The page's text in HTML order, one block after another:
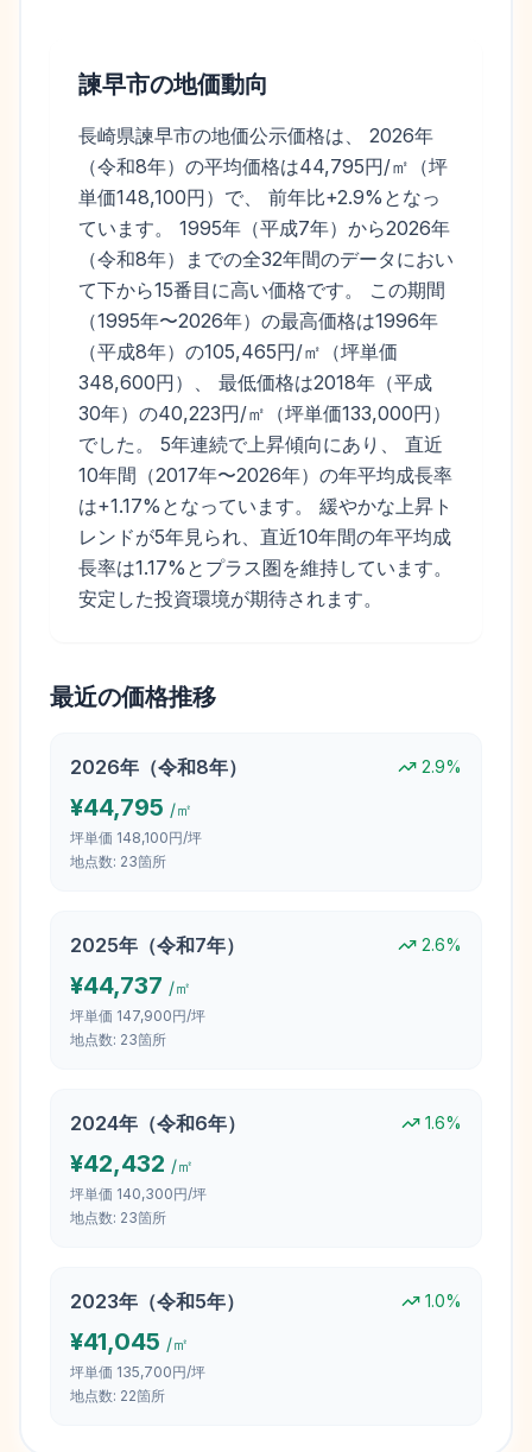
諫早市の地価動向
長崎県諫早市の地価公示価格は、 2026年
（令和8年）の平均価格は44,795円/㎡（坪
単価148,100円）で、 前年比+2.9%となっ
ています。 1995年（平成7年）から2026年
（令和8年）までの全32年間のデータにおい
て下から15番目に高い価格です。 この期間
（1995年〜2026年）の最高価格は1996年
（平成8年）の105,465円/㎡（坪単価
348,600円）、 最低価格は2018年（平成
30年）の40,223円/㎡（坪単価133,000円）
でした。 5年連続で上昇傾向にあり、 直近
10年間（2017年〜2026年）の年平均成長率
は+1.17%となっています。 緩やかな上昇ト
レンドが5年見られ、直近10年間の年平均成
長率は1.17%とプラス圏を維持しています。
安定した投資環境が期待されます。
最近の価格推移
2026年（令和8年） 2.9%
¥44,795 /㎡
坪単価 148,100円/坪
地点数: 23箇所
2025年（令和7年） 2.6%
¥44,737 /㎡
坪単価 147,900円/坪
地点数: 23箇所
2024年（令和6年） 1.6%
¥42,432 /㎡
坪単価 140,300円/坪
地点数: 23箇所
2023年（令和5年） 1.0%
¥41,045 /㎡
坪単価 135,700円/坪
地点数: 22箇所